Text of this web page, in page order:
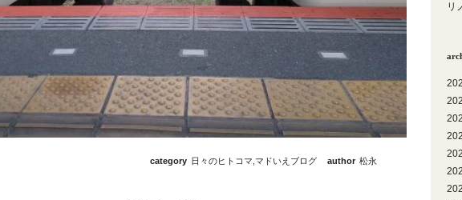
category 日々のヒトコマ マドいえブログ author 松永
リ